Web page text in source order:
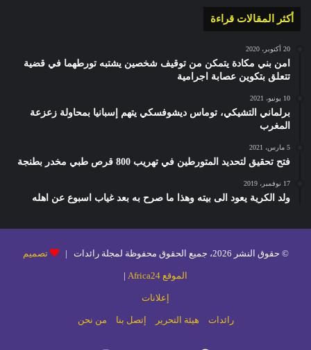
أكثر المقالات قراءة
20 أكتوبر، 2020
امن بني مكادة يتمكن من توقيف شخصين يشتبه تورطهما في قضية
تتعلق بتكوين عصابة اجرامية
10 يونيو، 2021
برلماني التشيكي، توماس ديشوفسكي يتهم إسبانيا بمحاولة زعزعة
المغرب
5 مارس، 2021
فتح تحقيق لتحديد المتورطين في تهريب 800 قرص طبي مخدر بطنجة
17 نوفمبر، 2019
ولد الكرية يعود الى بيته وهذا ما صرح به بعد غياب اسبوع عن اهله
© حقوق النشر 2026، جميع الحقوق محفوظة لمجلة رائدات | تصميم
الموقع Africa24 |
إعلانات
رائدات هيئة التحرير إتصل بنا من نحن